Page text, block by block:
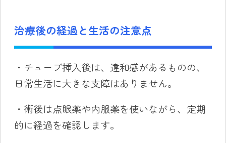
治療後の経過と生活の注意点
・チューブ挿入後は、違和感があるものの、
日常生活に大きな支障はありません。
・術後は点眼薬や内服薬を使いながら、定期
的に経過を確認します。